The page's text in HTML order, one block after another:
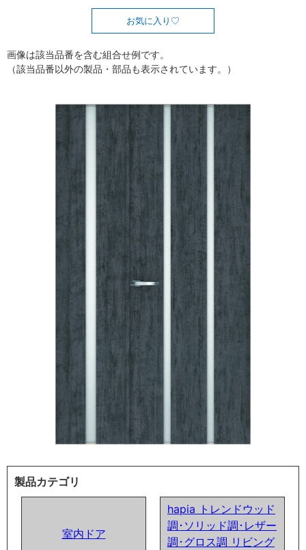
お気に入り
画像は該当品番を含む組合せ例です。
（該当品番以外の製品・部品も表示されています。）
製品カテゴリ
室内ドア
hapia トレンドウッド
調･ソリッド調･レザー
調･グロス調 リビング